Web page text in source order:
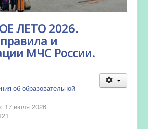
ЛЕТО 2026.
и
МЧС России.
об образовательной
17 июля 2026